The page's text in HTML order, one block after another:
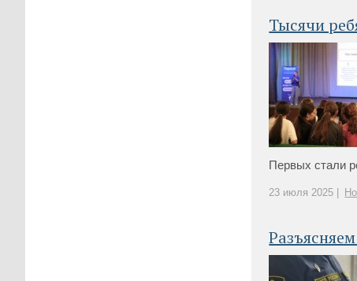
Тысячи
Первых стали
23 июля 2025 |